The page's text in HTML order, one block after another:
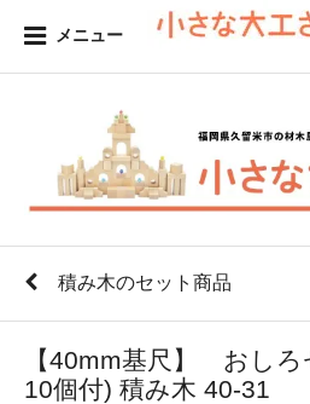
メニュー
積み木のセット商品
【40mm基尺】 おし
10個付) 積み木 40-31